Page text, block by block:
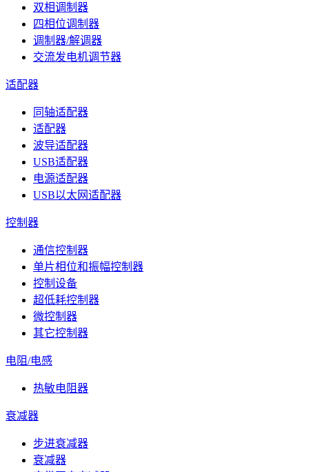
双相调制器
四相位调制器
调制器/解调器
交流发电机调节器
适配器
同轴适配器
适配器
波导适配器
USB适配器
电源适配器
USB以太网适配器
控制器
通信控制器
单片相位和振幅控制器
控制设备
超低耗控制器
微控制器
其它控制器
电阻/电感
热敏电阻器
衰减器
步进衰减器
衰减器